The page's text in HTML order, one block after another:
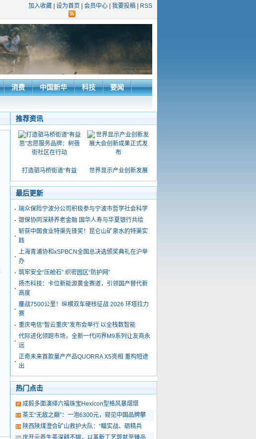
加入收藏 设为首页 会员中心 我要投稿 RSS
消费 中国新华 科技 要闻
推荐资讯
打造驷马桥街道“有益 世界显示产业创新发展
最后更新
瑞众保险宁波分公司积极参与宁波市哲学社会科学
银保协同深耕养老金融 国华人寿与华夏银行共绘
斩获中国食业特渠先锋奖！昆仑山矿泉水的特渠实
践
上海青浦协和xSPBCN全国总决选颁奖典礼在沪举
办
筑牢安全“压舱石” 织密园区“防护网”
扬杰科技：卡位新能源黄金赛道，引领国产替代新
高度
鏖战7500公里！纵横双车硬核征战 2026 环塔拉力
赛
重庆电信“智云重庆”发布会举行 以全栈数智能
代际进化领跑市场，全新一代问界M9系列让友商永
远
正奇未来首款量产产品QUORRA X5亮相 重构短途
出
热门点击
成毅多面演绎六福珠宝Hexicon型格风暴熠熠
茶王“无敌之巔”：一泡6300元，窥见中国品牌攀
陕西陕煤澄合矿山救护大队：“瞄实战、砺精兵
庆开元养生茶深耕不辍，以革新工艺筑就至臻品